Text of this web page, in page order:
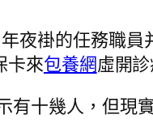
夜褂的任務職
卡來包養網虛開
十幾人，但現